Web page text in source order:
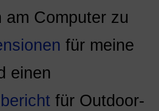
am Computer zu
für meine
einen
für Outdoor-